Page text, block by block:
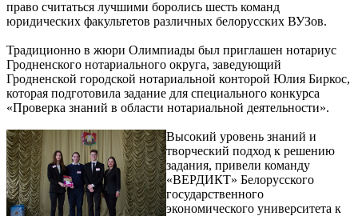
право считаться лучшими боролись шесть команд
юридических факультетов различных белорусских ВУЗов.
Традиционно в жюри Олимпиады был приглашен нотариус
Гродненского нотариального округа, заведующий
Гродненской городской нотариальной конторой Юлия Биркос,
которая подготовила задание для специального конкурса
«Проверка знаний в области нотариальной деятельности».
Высокий уровень знаний и
творческий подход к решению
задания, привели команду
«ВЕРДИКТ» Белорусского
государственного
экономического университета к